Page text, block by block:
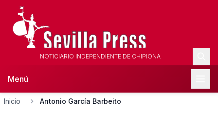
NOTICIARIO INDEPENDIENTE DE CHIPIONA
Menú
Inicio Antonio García Barbeito